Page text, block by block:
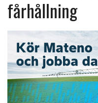
Veckans nyheter
RSS-flöde
OPINION
KALENDER
fårhållning